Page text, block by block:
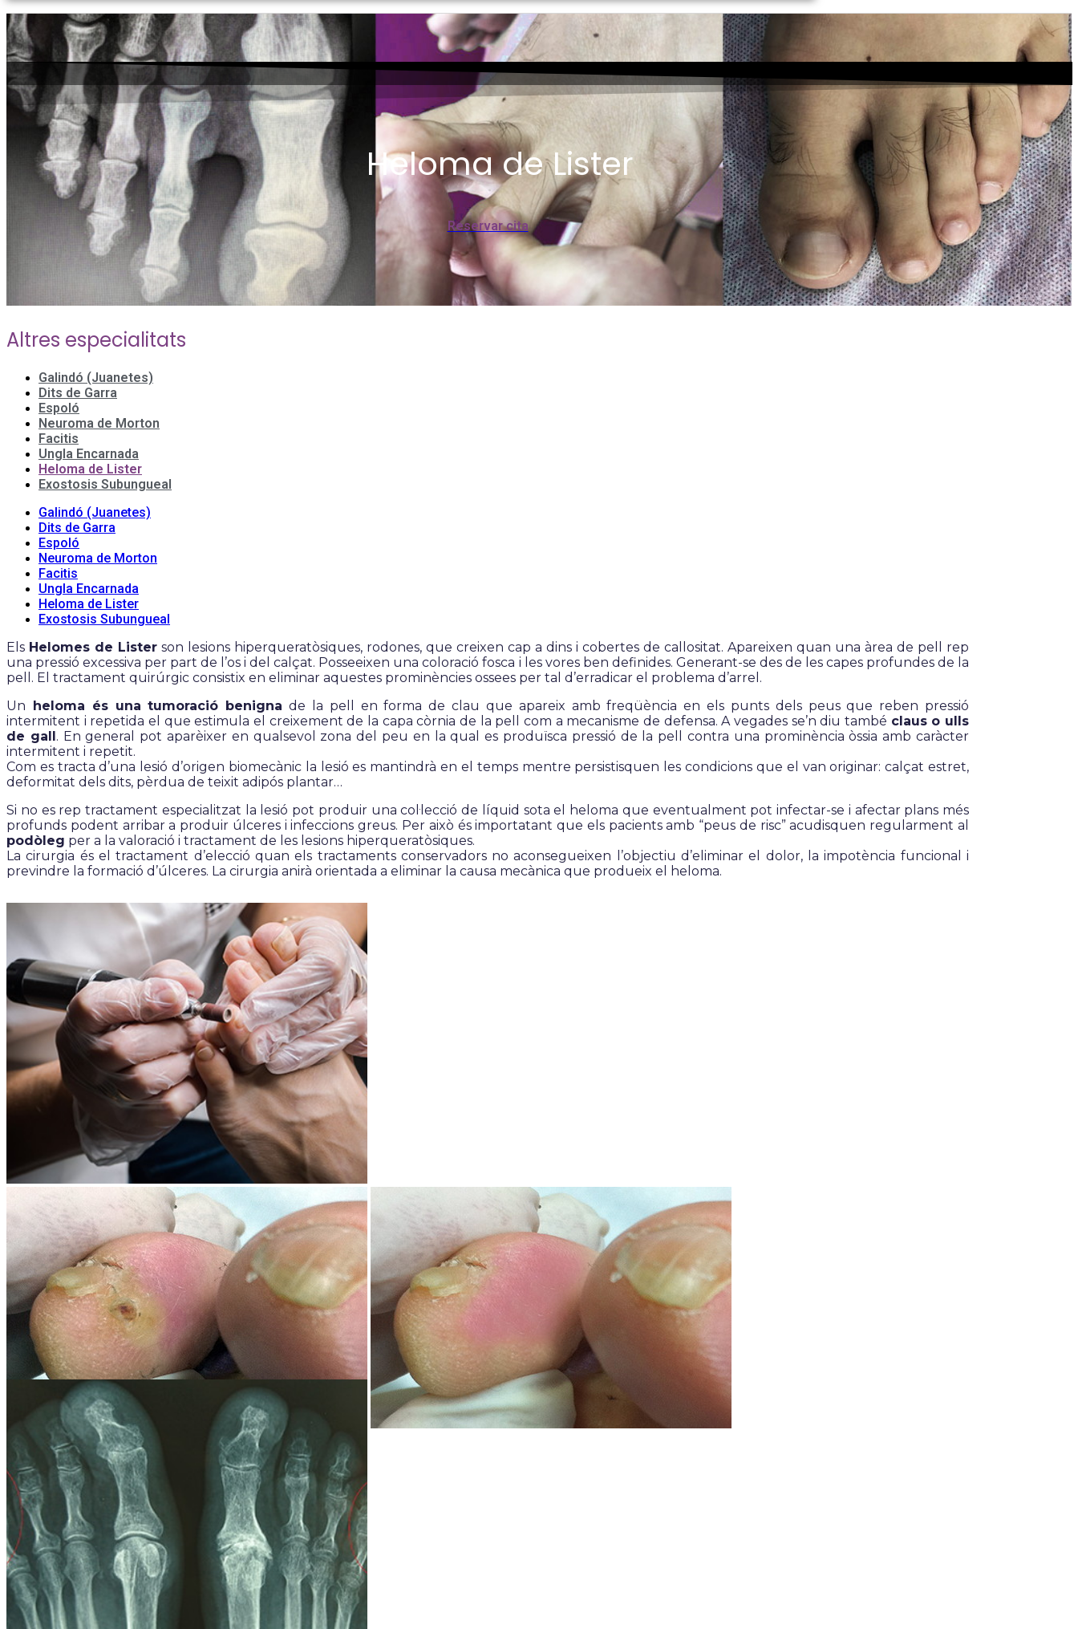
Heloma de Lister
Reservar cita
Altres especialitats
Galindó (Juanetes)
Dits de Garra
Espoló
Neuroma de Morton
Facitis
Ungla Encarnada
Heloma de Lister
Exostosis Subungueal
Galindó (Juanetes)
Dits de Garra
Espoló
Neuroma de Morton
Facitis
Ungla Encarnada
Heloma de Lister
Exostosis Subungueal
Els Helomes de Lister son lesions hiperqueratòsiques, rodones, que creixen cap a dins i cobertes de callositat. Apareixen quan una àrea de pell rep
una pressió excessiva per part de l’os i del calçat. Posseeixen una coloració fosca i les vores ben definides. Generant-se des de les capes profundes de la
pell. El tractament quirúrgic consistix en eliminar aquestes prominències ossees per tal d’erradicar el problema d’arrel.
Un heloma és una tumoració benigna de la pell en forma de clau que apareix amb freqüència en els punts dels peus que reben pressió
intermitent i repetida el que estimula el creixement de la capa còrnia de la pell com a mecanisme de defensa. A vegades se’n diu també claus o ulls
de gall. En general pot aparèixer en qualsevol zona del peu en la qual es produïsca pressió de la pell contra una prominència òssia amb caràcter
intermitent i repetit.
Com es tracta d’una lesió d’origen biomecànic la lesió es mantindrà en el temps mentre persistisquen les condicions que el van originar: calçat estret,
deformitat dels dits, pèrdua de teixit adipós plantar…
Si no es rep tractament especialitzat la lesió pot produir una col·lecció de líquid sota el heloma que eventualment pot infectar-se i afectar plans més
profunds podent arribar a produir úlceres i infeccions greus. Per això és importatant que els pacients amb “peus de risc” acudisquen regularment al
podòleg per a la valoració i tractament de les lesions hiperqueratòsiques.
La cirurgia és el tractament d’elecció quan els tractaments conservadors no aconsegueixen l’objectiu d’eliminar el dolor, la impotència funcional i
previndre la formació d’úlceres. La cirurgia anirà orientada a eliminar la causa mecànica que produeix el heloma.